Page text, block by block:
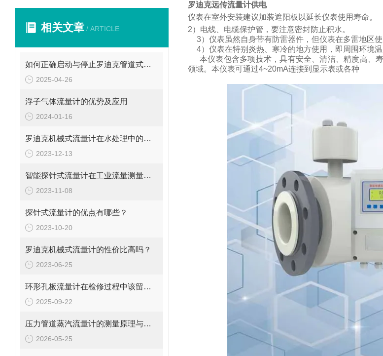
相关文章 / ARTICLE
如何正确启动与停止罗迪克管道式流量计？操作要点要牢记
2025-04-26
浮子气体流量计的优势及应用
2024-01-16
罗迪克机械式流量计在水处理中的应用
2023-12-13
智能探针式流量计在工业流量测量中的应用
2023-11-08
探针式流量计的优点有哪些？
2023-10-20
罗迪克机械式流量计的性价比高吗？
2023-06-25
环形孔板流量计在检修过程中该留意的事项
2025-09-22
压力管道蒸汽流量计的测量原理与日常维护操作规范
2026-05-25
罗迪克远传流量计供电
仪表在室外安装建议加装遮阳板以延长仪表使用寿命。
2）电线、电缆保护管，要注意密封防止积水。
3）仪表虽然自身带有防雷器件，但仪表在多雷地区
4）仪表在特别炎热、寒冷的地方使用，即周围环境
本仪表包含多项技术，具有安全、清洁、精度高、
领域。 本仪表可通过4~20mA连接到显示表或各种